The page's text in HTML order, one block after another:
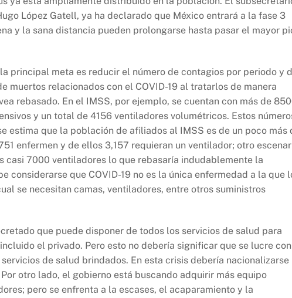
López Gatell, ya ha declarado que México entrará a la fase 3
y la sana distancia pueden prolongarse hasta pasar el mayor
principal meta es reducir el número de contagios por periodo y
muertos relacionados con el COVID-19 al tratarlos de manera
rebasado. En el IMSS, por ejemplo, se cuentan con más de
y un total de 4156 ventiladores volumétricos. Estos
estima que la población de afiliados al IMSS es de un poco más
enfermen y de ellos 3,157 requieran un ventilador; otro
casi 7000 ventiladores lo que rebasaría indudablemente la
considerarse que COVID-19 no es la única enfermedad a la que
se necesitan camas, ventiladores, entre otros suministros
que puede disponer de todos los servicios de salud para
el privado. Pero esto no debería significar que se lucre
de salud brindados. En esta crisis debería nacionalizarse
otro lado, el gobierno está buscando adquirir más equipo
pero se enfrenta a la escases, el acaparamiento y la